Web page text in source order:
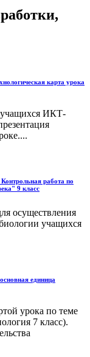
карта урока
учащихся ИКТ-
работа по
9 класс
осуществления
учащихся
единица
урока по теме
7 класс).